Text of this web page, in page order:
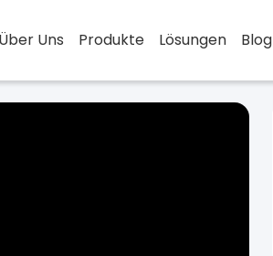
Über Uns Produkte Lösungen Blog